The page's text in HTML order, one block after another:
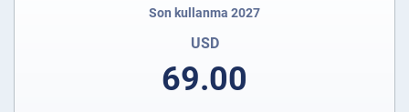
Son kullanma 2027
USD
69.00